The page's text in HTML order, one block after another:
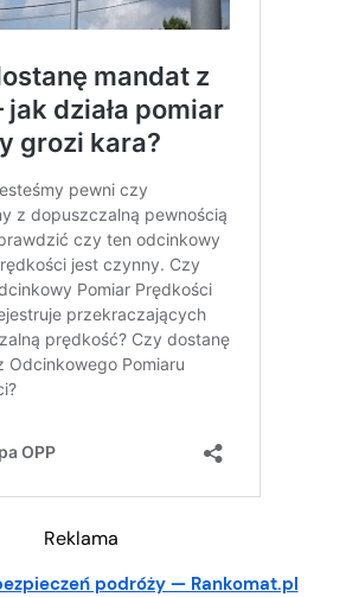
Reklama
podróży — Rankomat.pl